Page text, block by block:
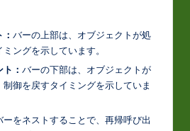
バーの上部は、オブジェクトが処
ングを示しています。
： バーの下部は、オブジェクトが
御を戻すタイミングを示していま
ーをネストすることで、再帰呼び出